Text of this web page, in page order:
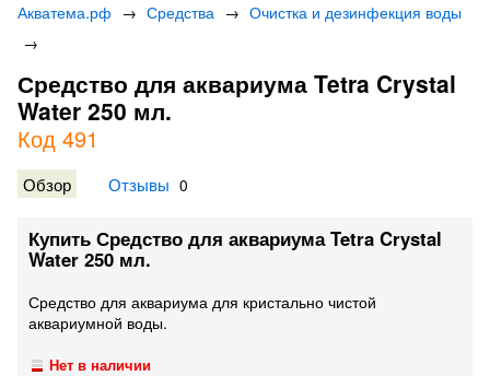
Акватема.рф → Средства → Очистка и дезинфекция воды
→
Средство для аквариума Tetra Crystal
Water 250 мл.
Код 491
Обзор Отзывы 0
Купить Средство для аквариума Tetra Crystal
Water 250 мл.
​Средство для аквариума для кристально чистой
аквариумной воды.
Нет в наличии